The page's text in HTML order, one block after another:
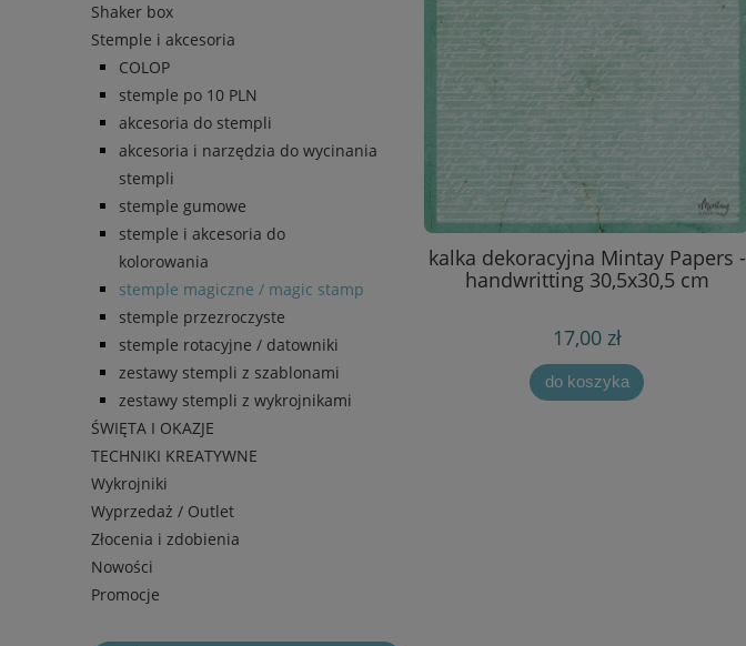
Shaker box
Stemple i akcesoria
COLOP
stemple po 10 PLN
akcesoria do stempli
akcesoria i narzędzia do wycinania
stempli
stemple gumowe
stemple i akcesoria do
kolorowania
stemple magiczne / magic stamp
stemple przezroczyste
stemple rotacyjne / datowniki
zestawy stempli z szablonami
zestawy stempli z wykrojnikami
ŚWIĘTA I OKAZJE
TECHNIKI KREATYWNE
Wykrojniki
Wyprzedaż / Outlet
Złocenia i zdobienia
Nowości
Promocje
kalka dekoracyjna Mintay Papers -
handwritting 30,5x30,5 cm
17,00 zł
do koszyka